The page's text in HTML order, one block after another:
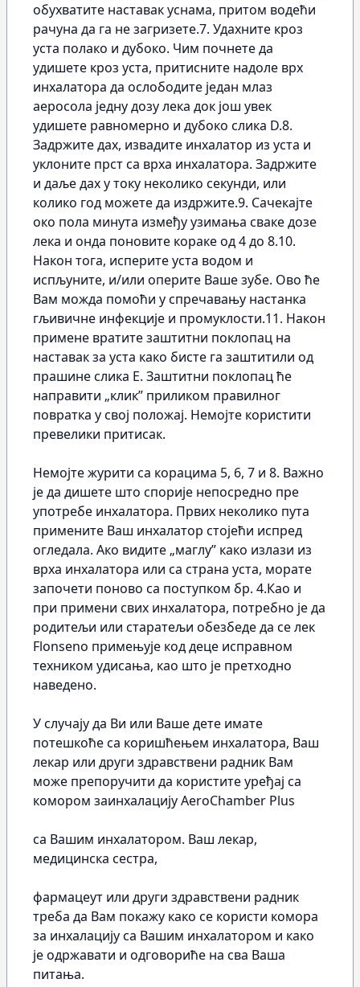
обухватите наставак уснама, притом водећи
рачуна да га не загризете.7. Удахните кроз
уста полако и дубоко. Чим почнете да
удишете кроз уста, притисните надоле врх
инхалатора да ослободите један млаз
аеросола једну дозу лека док још увек
удишете равномерно и дубоко слика D.8.
Задржите дах, извадите инхалатор из уста и
уклоните прст са врха инхалатора. Задржите
и даље дах у току неколико секунди, или
колико год можете да издржите.9. Сачекајте
око пола минута између узимања сваке дозе
лека и онда поновите кораке од 4 до 8.10.
Након тога, исперите уста водом и
испљуните, и/или оперите Ваше зубе. Ово ће
Вам можда помоћи у спречавању настанка
гљивичне инфекције и промуклости.11. Након
примене вратите заштитни поклопац на
наставак за уста како бисте га заштитили од
прашине слика Е. Заштитни поклопац ће
направити „клик” приликом правилног
повратка у свој положај. Немојте користити
превелики притисак.
Немојте журити са корацима 5, 6, 7 и 8. Важно
је да дишете што спорије непосредно пре
употребе инхалатора. Првих неколико пута
примените Ваш инхалатор стојећи испред
огледала. Ако видите „маглу” како излази из
врха инхалатора или са страна уста, морате
започети поново са поступком бр. 4.Као и
при примени свих инхалатора, потребно је да
родитељи или старатељи обезбеде да се лек
Flonseno примењује код деце исправном
техником удисања, као што је претходно
наведено.
У случају да Ви или Ваше дете имате
потешкоће са коришћењем инхалатора, Ваш
лекар или други здравствени радник Вам
може препоручити да користите уређај са
комором заинхалацију AeroChamber Plus
са Вашим инхалатором. Ваш лекар,
медицинска сестра,
фармацеут или други здравствени радник
треба да Вам покажу како се користи комора
за инхалацију са Вашим инхалатором и како
је одржавати и одговориће на сва Ваша
питања.